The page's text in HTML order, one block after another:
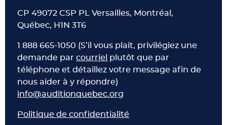
CP 49072 CSP PL Versailles, Montréal,
Québec, H1N 3T6
1 888 665-1050 (S’il vous plait, privilégiez une
demande parcourriel plutôt que par
téléphone et détaillez votre message afin de
nous aider à y répondre)
info@auditionquebec.org
Politique de confidentialité